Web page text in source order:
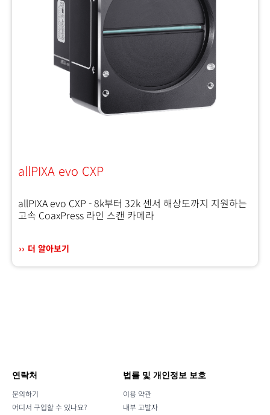
allPIXA evo CXP
allPIXA evo CXP - 8k부터 32k 센서 해상도까지 지원하는
고속 CoaxPress 라인 스캔 카메라
더 알아보기
연락처
문의하기
어디서 구입할 수 있나요?
법률 및 개인정보 보호
이용 약관
내부 고발자